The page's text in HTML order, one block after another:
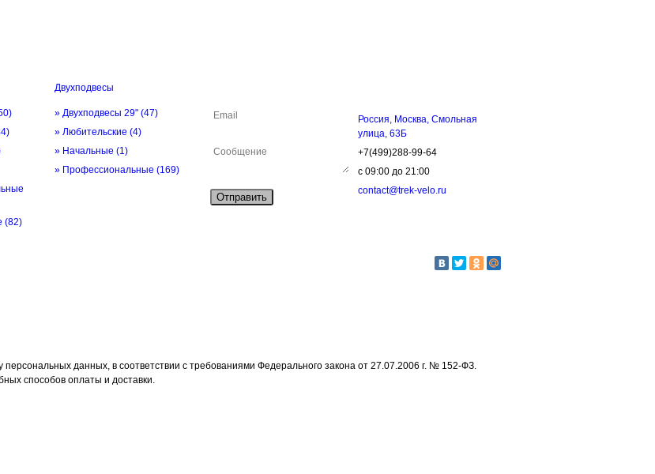
(82)
Двухподвесы
» Двухподвесы 29" (47)
» Любительские (4)
» Начальные (1)
» Профессиональные (169)
Отправить
Россия, Москва, Смольная
улица, 63Б
+7(499)288-99-64
с 09:00 до 21:00
contact@trek-velo.ru
персональных данных, в соответствии с требованиями Федерального закона от 27.07.2006 г. № 152-ФЗ.
способов оплаты и доставки.